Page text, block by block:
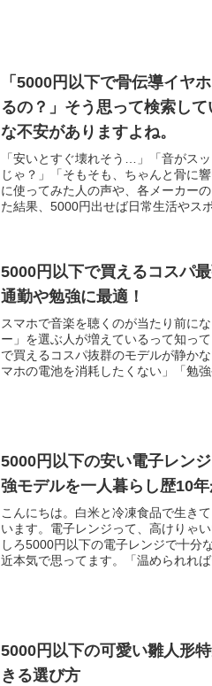
「5000円以下で骨伝導イヤ
るの？」そう思って検索し
な不安がありますよね。
「安いとすぐ壊れそう…」「音がス
じゃ？」「そもそも、ちゃんと骨に
に使ってみた人の声や、各メーカー
た結果、5000円出せば日常生活やス
5000円以下で買えるコスパ
通勤や勉強に最適！
スマホで音楽を聴くのが当たり前に
ー」を選ぶ人が増えているって知っ
で買えるコスパ抜群のモデルが静か
マホの電池を消耗したくない」「勉
5000円以下の安い電子レン
強モデルを一人暮らし歴10
こんにちは。白米と冷凍食品で生き
います。電子レンジって、高けりゃ
しろ5000円以下の電子レンジで十分
近本気で思ってます。「温められれ
5000円以下の可愛い雛人形
きる選び方